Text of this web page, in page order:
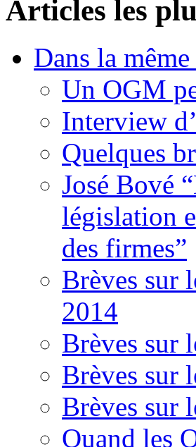
Articles les
Dans la
Un OGM
Interview
Quelques
José Bové
législation
des firmes”
Brèves sur
2014
Brèves sur
Brèves sur
Brèves sur
Quand les